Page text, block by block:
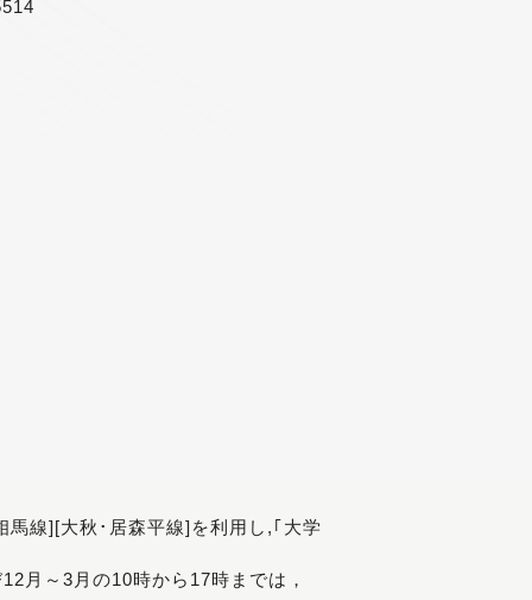
線][大秋･居森平線]を利用し,｢大学
月～3月の10時から17時までは，